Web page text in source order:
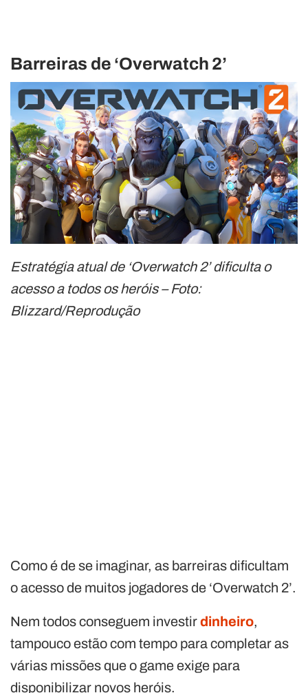
Barreiras de ‘Overwatch 2’
Estratégia atual de ‘Overwatch 2’ dificulta o
acesso a todos os heróis – Foto:
Blizzard/Reprodução
Como é de se imaginar, as barreiras dificultam
o acesso de muitos jogadores de ‘Overwatch 2’.
Nem todos conseguem investirdinheiro,
tampouco estão com tempo para completar as
várias missões que o game exige para
disponibilizar novos heróis.